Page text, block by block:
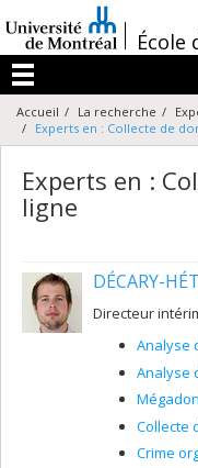
au
contenu
/École
Menu
Accueil La recherche
Experts en : Collecte de
Experts en :
ligne
DÉCARY-
Directeur
Analyse
Analyse
Collecte
Crime